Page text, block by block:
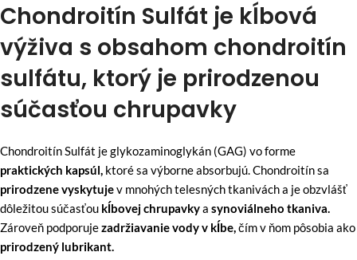
Chondroitín Sulfát je kĺbová
výživa s obsahom chondroitín
sulfátu, ktorý je prirodzenou
súčasťou chrupavky
Chondroitín Sulfát je glykozaminoglykán (GAG) vo forme
praktických kapsúl, ktoré sa výborne absorbujú. Chondroitín sa
prirodzene vyskytujev mnohých telesných tkanivách a je obzvlášť
dôležitou súčasťou kĺbovej chrupavkya synoviálneho tkaniva.
Zároveň podporujezadržiavanie vody v kĺbe,čím v ňom pôsobia ako
prirodzený lubrikant.